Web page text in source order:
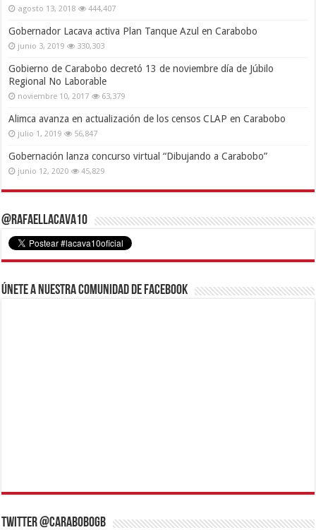
agosto 13, 2018 444,407
Gobernador Lacava activa Plan Tanque Azul en Carabobo
junio 3, 2019 330,303
Gobierno de Carabobo decretó 13 de noviembre día de Júbilo
Regional No Laborable
noviembre 10, 2017 63,379
Alimca avanza en actualización de los censos CLAP en Carabobo
julio 1, 2019 56,847
Gobernación lanza concurso virtual “Dibujando a Carabobo”
junio 12, 2020 45,829
@RafaelLacava10
Únete a nuestra comunidad de Facebook
Twitter @CaraboboGB